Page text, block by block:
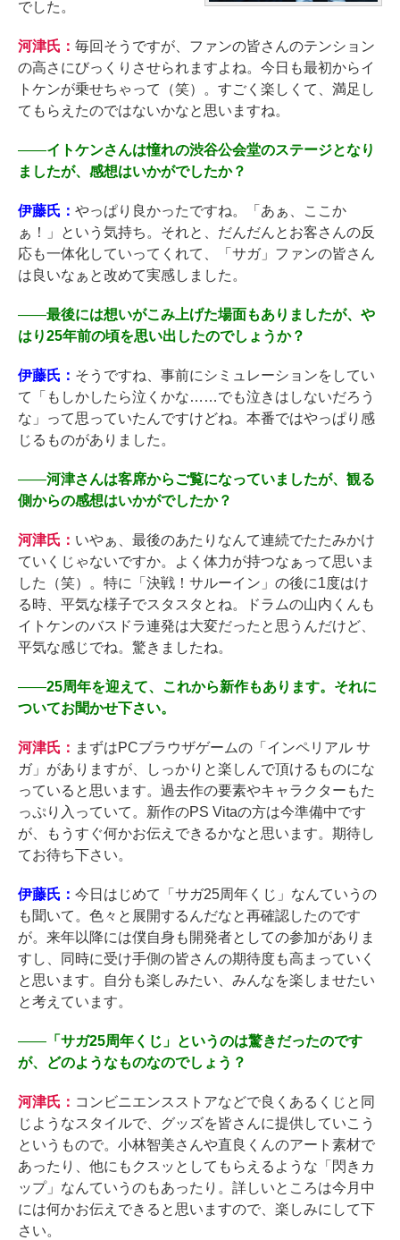
でした。
河津氏： 毎回そうですが、ファンの皆さんのテンション
の高さにびっくりさせられますよね。今日も最初からイ
トケンが乗せちゃって（笑）。すごく楽しくて、満足し
てもらえたのではないかなと思いますね。
――イトケンさんは憧れの渋谷公会堂のステージとなり
ましたが、感想はいかがでしたか？
伊藤氏： やっぱり良かったですね。「あぁ、ここか
ぁ！」という気持ち。それと、だんだんとお客さんの反
応も一体化していってくれて、「サガ」ファンの皆さん
は良いなぁと改めて実感しました。
――最後には想いがこみ上げた場面もありましたが、や
はり25年前の頃を思い出したのでしょうか？
伊藤氏： そうですね、事前にシミュレーションをしてい
て「もしかしたら泣くかな……でも泣きはしないだろう
な」って思っていたんですけどね。本番ではやっぱり感
じるものがありました。
――河津さんは客席からご覧になっていましたが、観る
側からの感想はいかがでしたか？
河津氏： いやぁ、最後のあたりなんて連続でたたみかけ
ていくじゃないですか。よく体力が持つなぁって思いま
した（笑）。特に「決戦！サルーイン」の後に1度はけ
る時、平気な様子でスタスタとね。ドラムの山内くんも
イトケンのバスドラ連発は大変だったと思うんだけど、
平気な感じでね。驚きましたね。
――25周年を迎えて、これから新作もあります。それに
ついてお聞かせ下さい。
河津氏： まずはPCブラウザゲームの「インペリアル サ
ガ」がありますが、しっかりと楽しんで頂けるものにな
っていると思います。過去作の要素やキャラクターもた
っぷり入っていて。新作のPS Vitaの方は今準備中です
が、もうすぐ何かお伝えできるかなと思います。期待し
てお待ち下さい。
伊藤氏： 今日はじめて「サガ25周年くじ」なんていうの
も聞いて。色々と展開するんだなと再確認したのです
が。来年以降には僕自身も開発者としての参加がありま
すし、同時に受け手側の皆さんの期待度も高まっていく
と思います。自分も楽しみたい、みんなを楽しませたい
と考えています。
――「サガ25周年くじ」というのは驚きだったのです
が、どのようなものなのでしょう？
河津氏： コンビニエンスストアなどで良くあるくじと同
じようなスタイルで、グッズを皆さんに提供していこう
というもので。小林智美さんや直良くんのアート素材で
あったり、他にもクスッとしてもらえるような「閃きカ
ップ」なんていうのもあったり。詳しいところは今月中
には何かお伝えできると思いますので、楽しみにして下
さい。